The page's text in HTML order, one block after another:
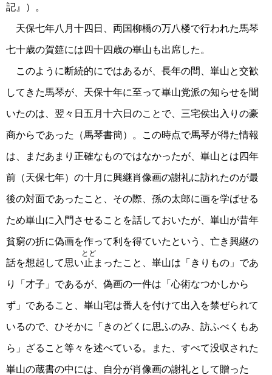
記』）。
天保七年八月十四日、両国柳橋の万八楼で行われた馬琴
七十歳の賀筵には四十四歳の崋山も出席した。
このように断続的にではあるが、長年の間、崋山と交歓
してきた馬琴が、天保十年に至って崋山党派の知らせを聞
いたのは、翌々日五月十六日のことで、三宅侯出入りの豪
商からであった（馬琴書簡）。この時点で馬琴が得た情報
は、まだあまり正確なものではなかったが、崋山とは四年
前（天保七年）の十月に興継肖像画の謝礼に訪れたのが最
後の対面であったこと、その際、孫の太郎に画を学ばせる
ため崋山に入門させることを話しておいたが、崋山が昔年
貧窮の折に偽画を作って利を得ていたという、亡き興継の
話を想起して思い 止
とど
まったこと、崋山は「きりもの」であ
り「才子」であるが、偽画の一件は「心術なつかしから
ず」であること、崋山宅は番人を付けて出入を禁ぜられて
いるので、ひそかに「きのどくに思ふのみ、訪ふべくもあ
ら」ざること等々を述べている。また、すべて没収された
崋山の蔵書の中には、自分が肖像画の謝礼として贈った